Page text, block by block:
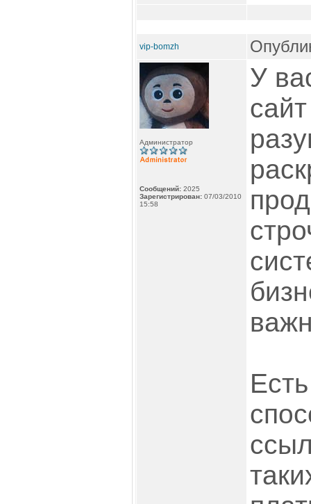
vip-bomzh
Администратор
Сообщений: 2025
Зарегистрирован: 07/03/2010
15:58
У